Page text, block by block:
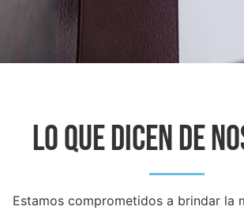
Lo que dicen de
Estamos comprometidos a brindar la